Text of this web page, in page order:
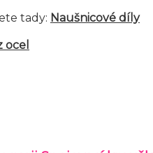
tady: Naušnicové díly
ocel